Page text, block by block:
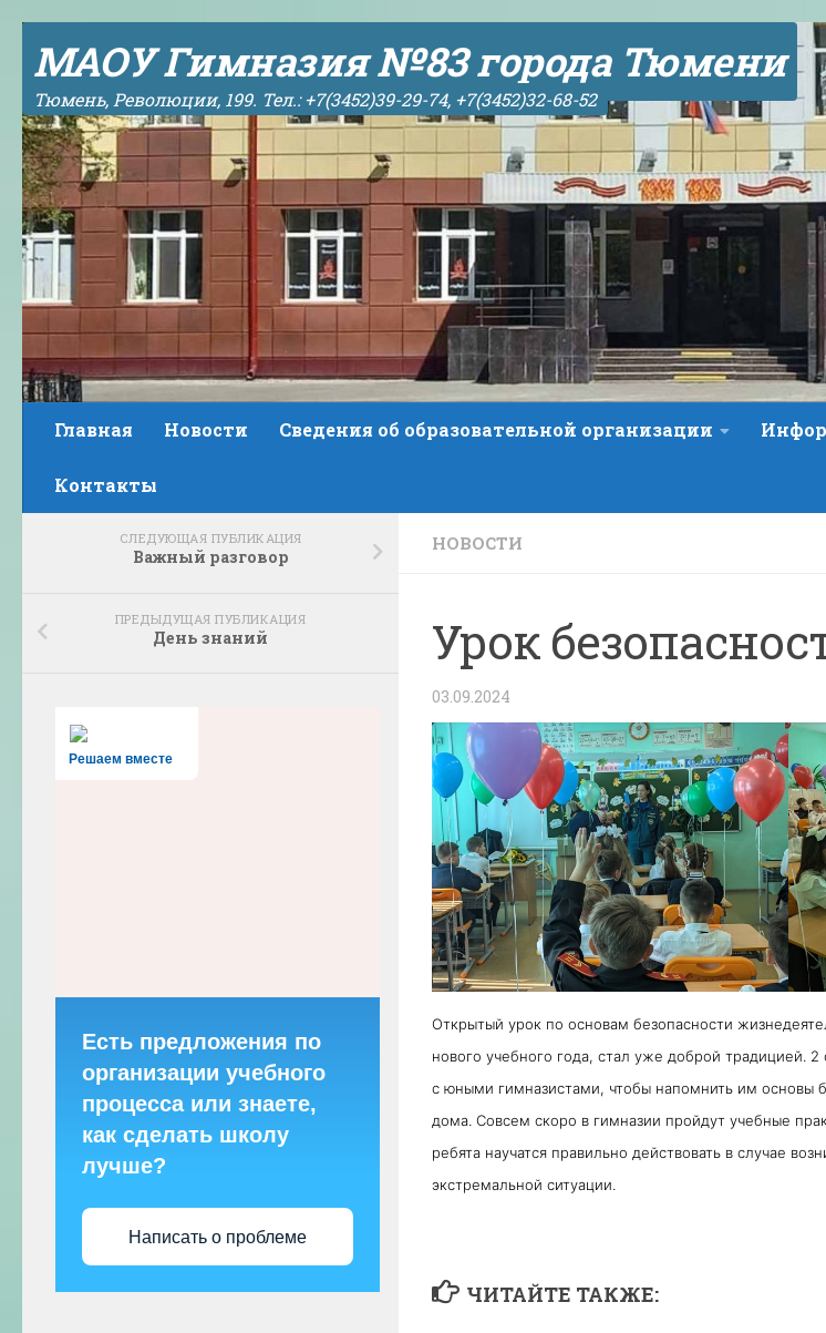
МАОУ Гимназия №83 города Тюмени
Тюмень, Революции, 199. Тел.: +7(3452)39-29-74, +7(3452)32-68-52
Главная Новости Сведения об образовательной организации
Контакты
НОВОСТИ
Урок
03.09.2024
Открытый урок по основам безопасности
нового учебного года, стал уже доброй традицией.
с юными гимназистами, чтобы напомнить им основы
дома. Совсем скоро в гимназии пройдут учебные
ребята научатся правильно действовать в случае
экстремальной ситуации.
ЧИТАЙТЕ ТАКЖЕ:
СЛЕДУЮЩАЯ ПУБЛИКАЦИЯ
Важный разговор
ПРЕДЫДУЩАЯ ПУБЛИКАЦИЯ
День знаний
Решаем вместе
Есть предложения по
организации учебного
процесса или знаете,
как сделать школу
лучше?
Написать о проблеме